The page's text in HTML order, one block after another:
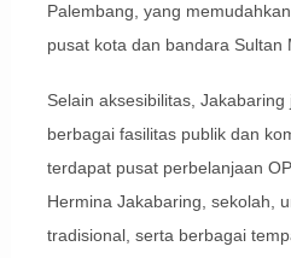
Palembang, yang
pusat kota dan bandara Sultan
Selain aksesibilitas,
berbagai fasilitas publik dan
terdapat pusat perbelanjaan
Hermina Jakabaring, sekolah,
tradisional, serta berbagai